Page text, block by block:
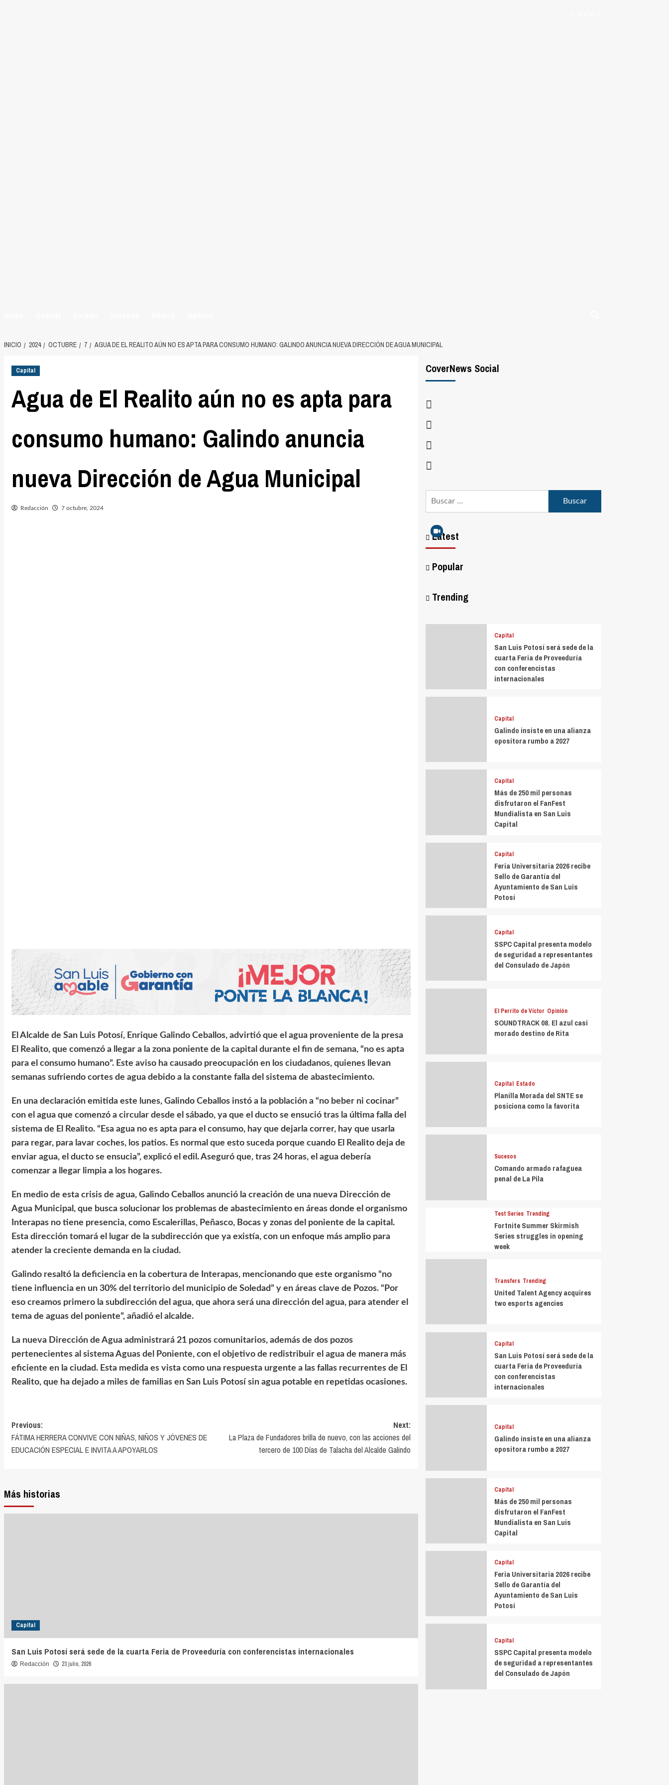
INICIO 2024 OCTUBRE 7 AGUA DE EL REALITO AÚN NO ES APTA PARA CONSUMO HUMANO: GALINDO ANUNCIA NUEVA DIRECCIÓN DE AGUA MUNICIPAL
Capital
Agua de El Realito aún no es apta para
consumo humano: Galindo anuncia
nueva Dirección de Agua Municipal
Redacción 7 octubre, 2024
El Alcalde de San Luis Potosí, Enrique Galindo Ceballos, advirtió que el agua proveniente de la presa
El Realito, que comenzó a llegar a la zona poniente de la capital durante el fin de semana, “no es apta
para el consumo humano”. Este aviso ha causado preocupación en los ciudadanos, quienes llevan
semanas sufriendo cortes de agua debido a la constante falla del sistema de abastecimiento.
En una declaración emitida este lunes, Galindo Ceballos instó a la población a “no beber ni cocinar”
con el agua que comenzó a circular desde el sábado, ya que el ducto se ensució tras la última falla del
sistema de El Realito. “Esa agua no es apta para el consumo, hay que dejarla correr, hay que usarla
para regar, para lavar coches, los patios. Es normal que esto suceda porque cuando El Realito deja de
enviar agua, el ducto se ensucia”, explicó el edil. Aseguró que, tras 24 horas, el agua debería
comenzar a llegar limpia a los hogares.
En medio de esta crisis de agua, Galindo Ceballos anunció la creación de una nueva Dirección de
Agua Municipal, que busca solucionar los problemas de abastecimiento en áreas donde el organismo
Interapas no tiene presencia, como Escalerillas, Peñasco, Bocas y zonas del poniente de la capital.
Esta dirección tomará el lugar de la subdirección que ya existía, con un enfoque más amplio para
atender la creciente demanda en la ciudad.
Galindo resaltó la deficiencia en la cobertura de Interapas, mencionando que este organismo “no
tiene influencia en un 30% del territorio del municipio de Soledad” y en áreas clave de Pozos. “Por
eso creamos primero la subdirección del agua, que ahora será una dirección del agua, para atender el
tema de aguas del poniente”, añadió el alcalde.
La nueva Dirección de Agua administrará 21 pozos comunitarios, además de dos pozos
pertenecientes al sistema Aguas del Poniente, con el objetivo de redistribuir el agua de manera más
eficiente en la ciudad. Esta medida es vista como una respuesta urgente a las fallas recurrentes de El
Realito, que ha dejado a miles de familias en San Luis Potosí sin agua potable en repetidas ocasiones.
Previous:
FÁTIMA HERRERA CONVIVE CON NIÑAS, NIÑOS Y JÓVENES DE
EDUCACIÓN ESPECIAL E INVITA A APOYARLOS
Next:
La Plaza de Fundadores brilla de nuevo, con las acciones del
tercero de 100 Días de Talacha del Alcalde Galindo
Más historias
Capital
San Luis Potosí será sede de la cuarta Feria de Proveeduría con conferencistas internacionales
Redacción 23 julio, 2026
CoverNews Social
Latest
Popular
Trending
Capital
San Luis Potosí será sede de la
cuarta Feria de Proveeduría
con conferencistas
internacionales
Capital
Galindo insiste en una alianza
opositora rumbo a 2027
Capital
Más de 250 mil personas
disfrutaron el FanFest
Mundialista en San Luis
Capital
Capital
Feria Universitaria 2026 recibe
Sello de Garantía del
Ayuntamiento de San Luis
Potosí
Capital
SSPC Capital presenta modelo
de seguridad a representantes
del Consulado de Japón
El Perrito de Víctor Opinión
SOUNDTRACK 08. El azul casi
morado destino de Rita
Capital Estado
Planilla Morada del SNTE se
posiciona como la favorita
Sucesos
Comando armado rafaguea
penal de La Pila
Test Series Trending
Fortnite Summer Skirmish
Series struggles in opening
week
Transfers Trending
United Talent Agency acquires
two esports agencies
Capital
San Luis Potosí será sede de la
cuarta Feria de Proveeduría
con conferencistas
internacionales
Capital
Galindo insiste en una alianza
opositora rumbo a 2027
Capital
Más de 250 mil personas
disfrutaron el FanFest
Mundialista en San Luis
Capital
Capital
Feria Universitaria 2026 recibe
Sello de Garantía del
Ayuntamiento de San Luis
Potosí
Capital
SSPC Capital presenta modelo
de seguridad a representantes
del Consulado de Japón